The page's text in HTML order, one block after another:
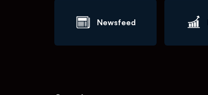
Newsfeed